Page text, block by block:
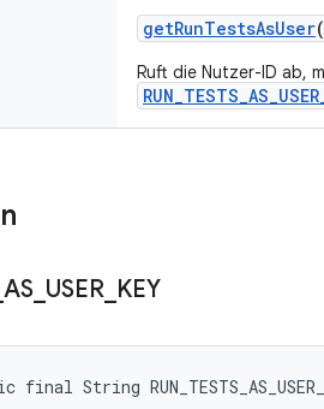
getRunTestsAsUser(
Ruft die Nutzer-ID ab,
AS USER KEY
String